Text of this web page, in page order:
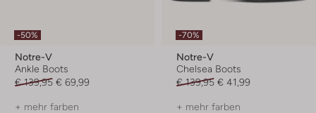
-50%
Notre-V
Ankle Boots
€ 139,95 € 69,99
+ mehr farben
-70%
Notre-V
Chelsea Boots
€ 139,95 € 41,99
+ mehr farben